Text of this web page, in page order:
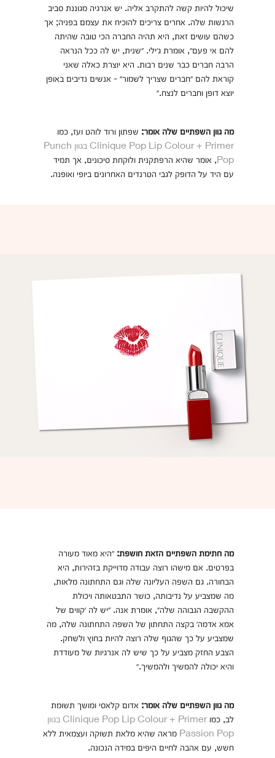
שיכול להיות קשה להתקרב אליה. יש אנרגיה מגוננת סביב
הרגשות שלה. אחרים צריכים להוכיח את עצמם בפניה; אך
כשהם עושים זאת, היא תהיה החברה הכי טובה שהיתה
להם אי פעם״, אומרת ג׳ילי. ״שנית, יש לה ככל הנראה
הרבה חברים כבר שנים רבות. היא יוצרת כאלה שאני
קוראת להם ״חברים שצריך לשמור״ - אנשים נדיבים באופן
יוצא דופן וחברים לנצח.״
מה גוון השפתיים שלה אומר: שפתון ורוד לוהט ועז, כמו
Clinique Pop Lip Colour + Primer בגוון Punch
Pop, אומר שהיא הרפתקנית ולוקחת סיכונים, אך תמיד
עם היד על הדופק לגבי הטרנדים האחרונים ביופי ואופנה.
מה חתימת השפתיים הזאת חושפת: ״היא מאוד מעורה
בפרטים. אם מישהו רוצה עבודה מדוייקת בזהירות, היא
הבחורה. גם השפה העליונה שלה וגם התחתונה מלאות,
מה שמצביע על נדיבותה, כושר התבטאותה ויכולת
ההקשבה הגבוהה שלה״, אומרת אנה. ״יש לה ׳קווים של
אמא אדמה׳ בקצה התחתון של השפה התחתונה שלה, מה
שמצביע על כך שהגוף שלה רוצה להיות בחוץ ולשחק.
הצבע החזק מצביע על כך שיש לה אנרגיות של מעודדת
והיא יכולה להמשיך ולהמשיך.״
מה גוון השפתיים שלה אומר: אדום קלאסי ומושך תשומת
לב, כמו
Clinique Pop Lip Colour + Primer בגוון
Passion Pop מראה שהיא מלאת תשוקה ועצמאית ללא
חשש, עם אהבה לחיים היפים במידה הנכונה.